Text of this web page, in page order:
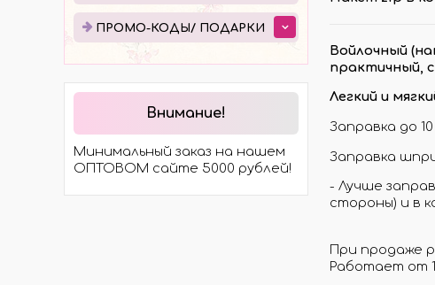
ЭЛЕКТРОТРАНСПОРТА
МОСТЫ
ХОДОВАЯ ЧАСТЬ
ЭЛЕКТРОМОТОРЫ И
КОМПЛЕКТЫ
ГИДРАВЛИКА
КОЛЁСА И ШИНЫ
ПОДАРКИ
Войлочный
практичный,
Легкий и
Заправка до 10
Заправка
- Лучше
стороны) и в
При продаже
Работает от
ПРОМО-КОДЫ/ ПОДАРКИ
Внимание!
Минимальный заказ на нашем
ОПТОВОМ сайте 5000 рублей!